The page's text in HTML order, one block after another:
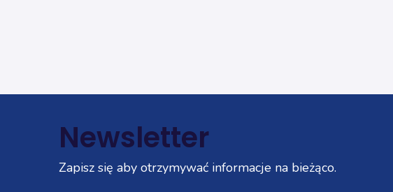
Newsletter
Zapisz się aby otrzymywać informacje na bieżąco.